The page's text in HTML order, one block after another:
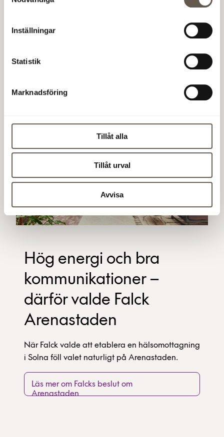
Inställningar
Statistik
Marknadsföring
Tillåt alla
Tillåt urval
Avvisa
Hög energi och bra
kommunikationer –
därför valde Falck
Arenastaden
När Falck valde att etablera en hälsomottagning
i Solna föll valet naturligt på Arenastaden.
Läs mer om Falcks beslut om
Arenastaden